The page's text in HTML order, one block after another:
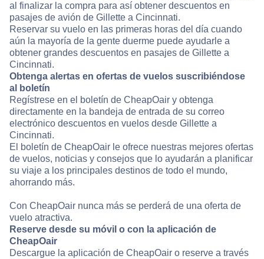
al finalizar la compra para así obtener descuentos en
pasajes de avión de Gillette a Cincinnati.
Reservar su vuelo en las primeras horas del día cuando
aún la mayoría de la gente duerme puede ayudarle a
obtener grandes descuentos en pasajes de Gillette a
Cincinnati.
Obtenga alertas en ofertas de vuelos suscribiéndose
al boletín
Regístrese en el boletín de CheapOair y obtenga
directamente en la bandeja de entrada de su correo
electrónico descuentos en vuelos desde Gillette a
Cincinnati.
El boletín de CheapOair le ofrece nuestras mejores ofertas
de vuelos, noticias y consejos que lo ayudarán a planificar
su viaje a los principales destinos de todo el mundo,
ahorrando más.
Con CheapOair nunca más se perderá de una oferta de
vuelo atractiva.
Reserve desde su móvil o con la aplicación de
CheapOair
Descargue la aplicación de CheapOair o reserve a través